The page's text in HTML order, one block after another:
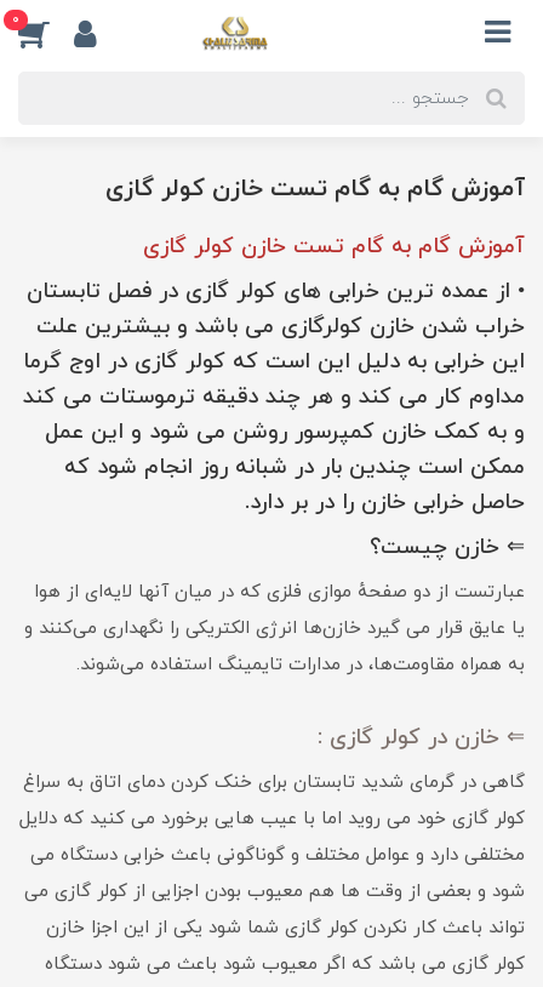
0
آموزش گام به گام تست خازن کولر گازی
آموزش گام به گام تست خازن کولر گازی
• از عمده ترین خرابی های کولر گازی در فصل تابستان
خراب شدن خازن کولرگازی می باشد و بیشترین علت
این خرابی به دلیل این است که کولر گازی در اوج گرما
مداوم کار می کند و هر چند دقیقه ترموستات می کند
و به کمک خازن کمپرسور روشن می شود و این عمل
ممکن است چندین بار در شبانه روز انجام شود که
حاصل خرابی خازن را در بر دارد.
⇐ خازن چیست؟
عبارتست از دو صفحهٔ موازی فلزی که در میان آنها لایه‌ای از هوا
یا عایق قرار می گیرد خازن‌ها انرژی الکتریکی را نگهداری می‌کنند و
به همراه مقاومت‌ها، در مدارات تایمینگ استفاده می‌شوند.
⇐ خازن در کولر گازی :
گاهی در گرمای شدید تابستان برای خنک کردن دمای اتاق به سراغ
کولر گازی خود می روید اما با عیب هایی برخورد می کنید که دلایل
مختلفی دارد و عوامل مختلف و گوناگونی باعث خرابی دستگاه می
شود و بعضی از وقت ها هم معیوب بودن اجزایی از کولر گازی می
تواند باعث کار نکردن کولر گازی شما شود یکی از این اجزا خازن
کولر گازی می باشد که اگر معیوب شود باعث می شود دستگاه